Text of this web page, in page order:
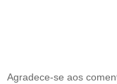
Agradece-se aos